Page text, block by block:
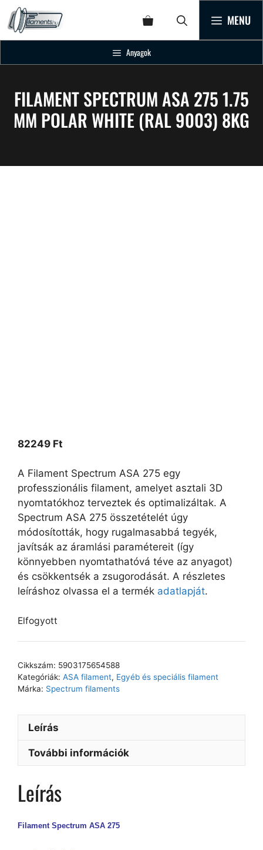
MENU
Anyagok
FILAMENT SPECTRUM ASA 275 1.75
MM POLAR WHITE (RAL 9003) 8KG
82249 Ft
A Filament Spectrum ASA 275 egy
professzionális filament, amelyet asztali 3D
nyomtatókhoz terveztek és optimalizáltak. A
Spectrum ASA 275 összetételét úgy
módosították, hogy rugalmasabbá tegyék,
javítsák az áramlási paramétereit (így
könnyebben nyomtathatóvá téve az anyagot)
és csökkentsék a zsugorodását. A részletes
leíráshoz olvassa el a termék adatlapját.
Elfogyott
Cikkszám: 5903175654588
Kategóriák: ASA filament, Egyéb és speciális filament
Márka: Spectrum filaments
Leírás
További információk
Leírás
Filament Spectrum ASA 275